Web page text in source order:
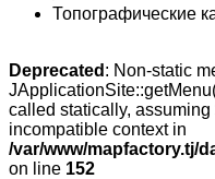
Топографические
Deprecated : Non-static
called statically, assuming
incompatible context in
/var/www/mapfactory.tj/
on line 152